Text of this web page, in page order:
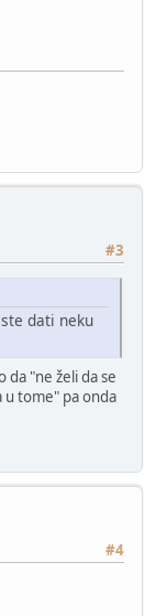
#3
dati neku
da "ne želi da se
u tome" pa onda
#4